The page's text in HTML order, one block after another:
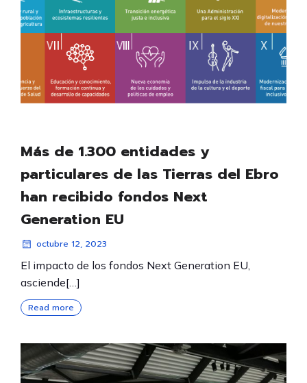
Más de 1.300 entidades y
particulares de las Tierras del Ebro
han recibido fondos Next
Generation EU
octubre 12, 2023
El impacto de los fondos Next Generation EU,
asciende[…]
Read more